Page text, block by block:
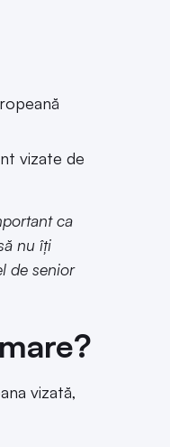
vizate de
ca
nu îți
de senior
vizată,